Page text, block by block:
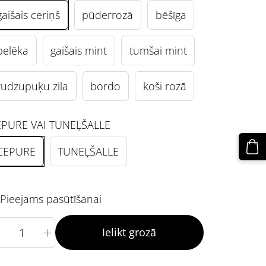
ceriņš pūderrozā bēšīga
gaišais mint tumšai mint
zila bordo koši rozā
VAI TUNEĻŠALLE
TUNEĻŠALLE
Pieejams pasūtīšanai
+ Ielikt grozā